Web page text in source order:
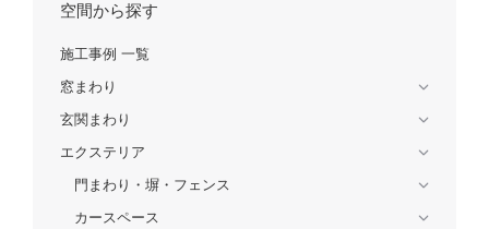
空間から探す
施工事例 一覧
窓まわり
玄関まわり
エクステリア
門まわり・塀・フェンス
カースペース